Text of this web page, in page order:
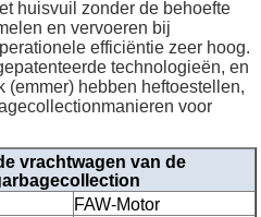
huisvuil zonder de behoefte
en vervoeren bij
efficiëntie zeer hoog.
technologieën, en
hebben heftoestellen,
voor
vrachtwagen van de
FAW-Motor